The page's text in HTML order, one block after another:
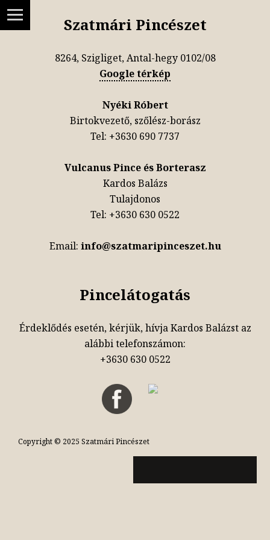
Szatmári Pincészet
8264, Szigliget, Antal-hegy 0102/08
Google térkép
Nyéki Róbert
Birtokvezető, szőlész-borász
Tel: +3630 690 7737
Vulcanus Pince és Borterasz
Kardos Balázs
Tulajdonos
Tel: +3630 630 0522
Email: info@szatmaripinceszet.hu
Pincelátogatás
Érdeklődés esetén, kérjük, hívja Kardos Balázst az
alábbi telefonszámon:
+3630 630 0522
Copyright © 2025 Szatmári Pincészet